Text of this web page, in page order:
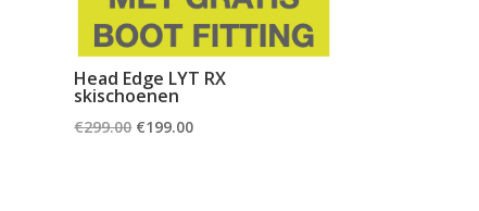
Head Edge LYT RX
skischoenen
€299.00 Oorspronkelijke
€199.00Huidige